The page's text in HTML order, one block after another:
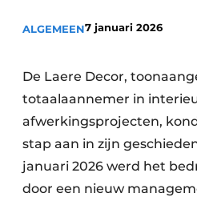
Aanmelden
Bedrijven
Bedrijven
Contact
Brandveiligheid
BIM
Evenementen
Dak & Gevel
ALGEMEEN7 januari 2026
De Laere Decor,
totaalaannemer in
afwerkingsprojecten,
stap aan in zijn
januari 2026 werd het
door een nieuw